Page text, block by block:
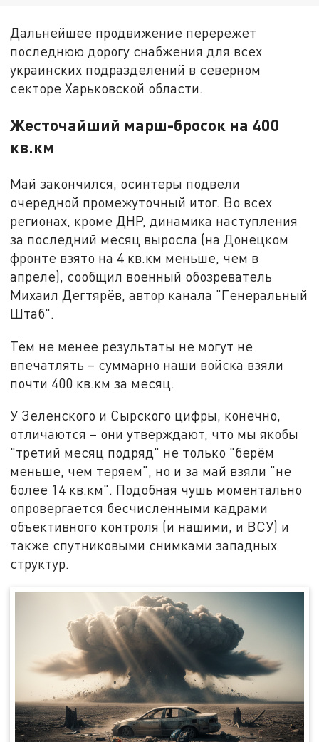
Дальнейшее продвижение перережет
последнюю дорогу снабжения для всех
украинских подразделений в северном
секторе Харьковской области.
Жесточайший марш-бросок на 400
кв.км
Май закончился, осинтеры подвели
очередной промежуточный итог. Во всех
регионах, кроме ДНР, динамика наступления
за последний месяц выросла (на Донецком
фронте взято на 4 кв.км меньше, чем в
апреле), сообщил военный обозреватель
Михаил Дегтярёв, автор канала "Генеральный
Штаб".
Тем не менее результаты не могут не
впечатлять – суммарно наши войска взяли
почти 400 кв.км за месяц.
У Зеленского и Сырского цифры, конечно,
отличаются – они утверждают, что мы якобы
"третий месяц подряд" не только "берём
меньше, чем теряем", но и за май взяли "не
более 14 кв.км". Подобная чушь моментально
опровергается бесчисленными кадрами
объективного контроля (и нашими, и ВСУ) и
также спутниковыми снимками западных
структур.